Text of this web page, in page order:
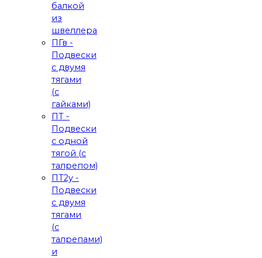
балкой
из
швеллера
ПГв -
Подвески
с двумя
тягами
(с
гайками)
ПТ -
Подвески
с одной
тягой (с
талрепом)
ПТ2у -
Подвески
с двумя
тягами
(с
талрепами)
и